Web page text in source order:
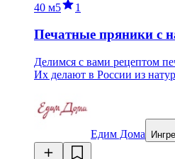
40 м5 1
Печатные пряники с
Делимся с вами рецептом
Их делают в России из
Едим Дома